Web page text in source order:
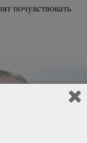
почувствовать